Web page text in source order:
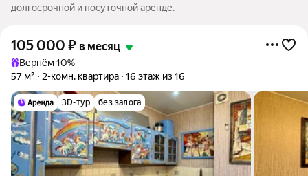
долгосрочной и посуточной аренде.
105 000 ₽ в месяц
Вернём 10%
57 м²
2-комн. квартира 16 этаж из 16
3D-тур без залога